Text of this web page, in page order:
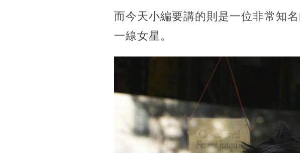
而今天小編要講的則是一位非常知
一線女星。